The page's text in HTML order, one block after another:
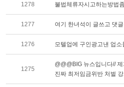
1278 불법체류자시고하는방법
1277 여기 한녀석이 글쓰고 댓
1276 모텔업에 구인광고낸 업
1275
@@@BIG 뉴스입니다//
진짜 최저임금위반 처벌